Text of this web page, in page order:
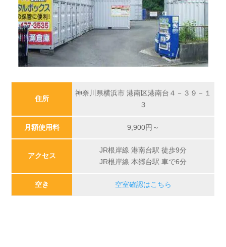
住所
神奈川県横浜市 港南区港南台４－３９－１
３
月額使用料 9,900円～
アクセス
JR根岸線 港南台駅 徒歩9分
JR根岸線 本郷台駅 車で6分
空き 空室確認はこちら